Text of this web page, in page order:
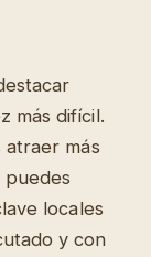
más difícil.
atraer más
puedes
locales
y con